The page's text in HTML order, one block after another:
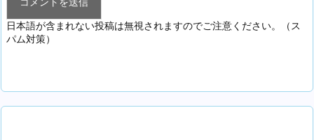
日本語が含まれない投稿は無視されますのでご注意ください。（ス
パム対策）